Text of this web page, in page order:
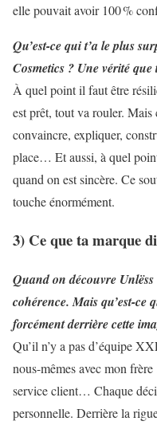
elle pouvait avoir 100 %
Qu’est-ce qui t’a le plus
Cosmetics ? Une vérité
À quel point il faut être
est prêt, tout va rouler. Mais
convaincre, expliquer,
place… Et aussi, à quel
quand on est sincère. Ce
touche énormément.
3) Ce que ta marque
Quand on découvre
cohérence. Mais qu’est-ce
forcément derrière cette
Qu’il n’y a pas d’équipe
nous-mêmes avec mon
service client… Chaque
personnelle. Derrière la